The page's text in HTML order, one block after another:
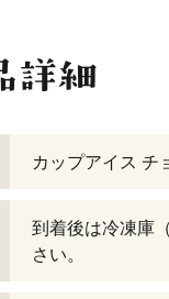
カップアイス チ
到着後は冷凍庫
さい。